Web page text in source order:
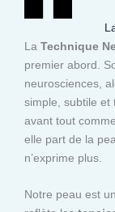
La Technique
premier abord.
neurosciences,
simple, subtile et
avant tout
elle part de la
n’exprime plus.
Notre peau est